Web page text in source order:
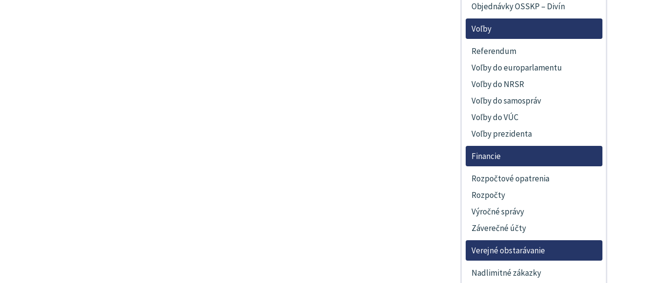
Objednávky OSSKP – Divín
Voľby
Referendum
Voľby do europarlamentu
Voľby do NRSR
Voľby do samospráv
Voľby do VÚC
Voľby prezidenta
Financie
Rozpočtové opatrenia
Rozpočty
Výročné správy
Záverečné účty
Verejné obstarávanie
Nadlimitné zákazky